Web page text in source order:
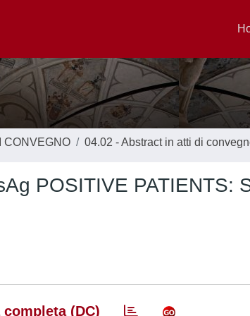
CONVEGNO 04.02 - Abstract in atti di
POSITIVE PATIENTS:
completa (DC)